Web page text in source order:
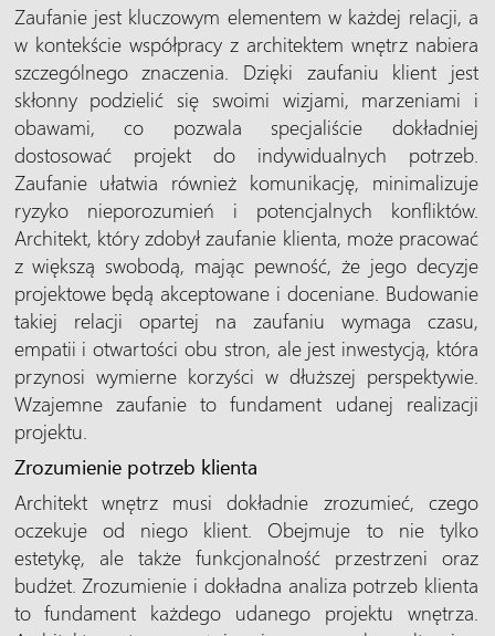
Zaufanie jest kluczowym elementem w każdej relacji, a
w kontekście współpracy z architektem wnętrz nabiera
szczególnego znaczenia. Dzięki zaufaniu klient jest
skłonny podzielić się swoimi wizjami, marzeniami i
obawami, co pozwala specjaliście dokładniej
dostosować projekt do indywidualnych potrzeb.
Zaufanie ułatwia również komunikację, minimalizuje
ryzyko nieporozumień i potencjalnych konfliktów.
Architekt, który zdobył zaufanie klienta, może pracować
z większą swobodą, mając pewność, że jego decyzje
projektowe będą akceptowane i doceniane. Budowanie
takiej relacji opartej na zaufaniu wymaga czasu,
empatii i otwartości obu stron, ale jest inwestycją, która
przynosi wymierne korzyści w dłuższej perspektywie.
Wzajemne zaufanie to fundament udanej realizacji
projektu.
Zrozumienie potrzeb klienta
Architekt wnętrz musi dokładnie zrozumieć, czego
oczekuje od niego klient. Obejmuje to nie tylko
estetykę, ale także funkcjonalność przestrzeni oraz
budżet. Zrozumienie i dokładna analiza potrzeb klienta
to fundament każdego udanego projektu wnętrza.